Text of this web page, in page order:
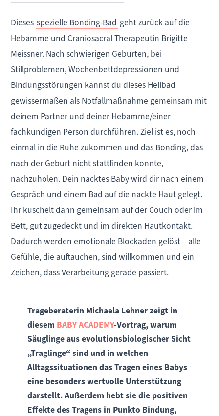
Dieses spezielle Bonding-Bad geht zurück auf die
Hebamme und Craniosacral Therapeutin Brigitte
Meissner. Nach schwierigen Geburten, bei
Stillproblemen, Wochenbettdepressionen und
Bindungsstörungen kannst du dieses Heilbad
gewissermaßen als Notfallmaßnahme gemeinsam mit
deinem Partner und deiner Hebamme/einer
fachkundigen Person durchführen. Ziel ist es, noch
einmal in die Ruhe zukommen und das Bonding, das
nach der Geburt nicht stattfinden konnte,
nachzuholen. Dein nacktes Baby wird dir nach einem
Gespräch und einem Bad auf die nackte Haut gelegt.
Ihr kuschelt dann gemeinsam auf der Couch oder im
Bett, gut zugedeckt und im direkten Hautkontakt.
Dadurch werden emotionale Blockaden gelöst – alle
Gefühle, die auftauchen, sind willkommen und ein
Zeichen, dass Verarbeitung gerade passiert.
Trageberaterin Michaela Lehner zeigt in
diesem BABY ACADEMY-Vortrag, warum
Säuglinge aus evolutionsbiologischer Sicht
„Traglinge“ sind und in welchen
Alltagssituationen das Tragen eines Babys
eine besonders wertvolle Unterstützung
darstellt. Außerdem hebt sie die positiven
Effekte des Tragens in Punkto Bindung,